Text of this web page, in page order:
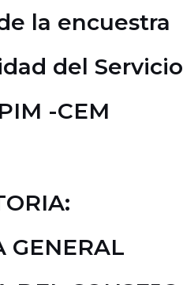
la encuestra
del Servicio
-CEM
GENERAL